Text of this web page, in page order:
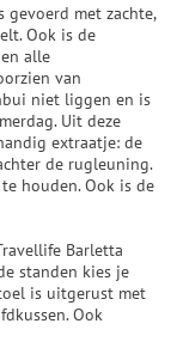
gevoerd met zachte,
Ook is de
alle
van
niet liggen en is
Uit deze
extraatje: de
de rugleuning.
houden. Ook is de
Barletta
standen kies je
is uitgerust met
Ook